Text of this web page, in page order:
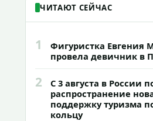
ЧИТАЮТ СЕЙЧАС
1
Фигуристка Евгения
провела девичник в
2
С 3 августа в России
распространение
поддержку туризма
кольцу